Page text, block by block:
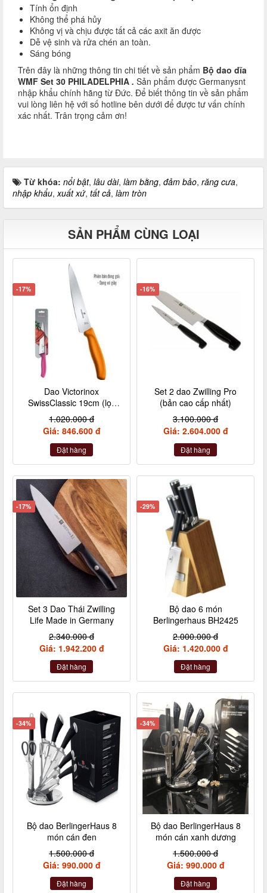
Tính ổn định
Không thể phá hủy
Không vị và chịu được tất cả các axit ăn được
Dễ vệ sinh và rửa chén an toàn.
Sáng bóng
Trên đây là những thông tin chi tiết về sản phẩm Bộ dao dĩa
WMF Set 30 PHILADELPHIA . Sản phẩm được Germanysnt
nhập khẩu chính hãng từ Đức. Để biết thông tin về sản phẩm
vui lòng liên hệ với số hotline bên dưới để được tư vấn chính
xác nhất. Trân trọng cảm ơn!
Từ khóa: nổi bật, lâu dài, làm bằng, đảm bảo, răng cưa,
nhập khẩu,xuất xứ, tất cả, làm tròn
SẢN PHẨM CÙNG LOẠI
-17%
Dao Victorinox
SwissClassic 19cm (lọc
thịt, cá,.. siêu mượt)
1.020.000 đ
Giá: 846.600 đ
Đặt hàng
-16%
Set 2 dao Zwilling Pro
(bản cao cấp nhất)
3.100.000 đ
Giá: 2.604.000 đ
Đặt hàng
-17%
Set 3 Dao Thái Zwilling
Life Made in Germany
2.340.000 đ
Giá: 1.942.200 đ
Đặt hàng
-29%
Bộ dao 6 món
Berlingerhaus BH2425
2.000.000 đ
Giá: 1.420.000 đ
Đặt hàng
-34%
Bộ dao BerlingerHaus 8
món cán đen
1.500.000 đ
Giá: 990.000 đ
Đặt hàng
-34%
Bộ dao BerlingerHaus 8
món cán xanh dương
1.500.000 đ
Giá: 990.000 đ
Đặt hàng